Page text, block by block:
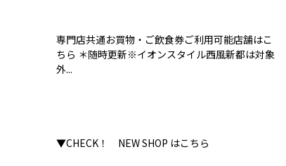
専門店共通お買物・ご飲食券ご利用可能店舗はこ
ちら ＊随時更新※イオンスタイル西風新都は対象
外...
▼CHECK！ NEW SHOP はこちら